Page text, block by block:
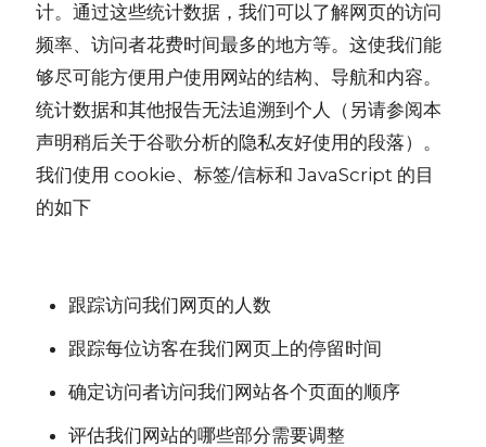
计。通过这些统计数据，我们可以了解网页的访问
频率、访问者花费时间最多的地方等。这使我们能
够尽可能方便用户使用网站的结构、导航和内容。
统计数据和其他报告无法追溯到个人（另请参阅本
声明稍后关于谷歌分析的隐私友好使用的段落）。
我们使用 cookie、标签/信标和 JavaScript 的目
的如下
跟踪访问我们网页的人数
跟踪每位访客在我们网页上的停留时间
确定访问者访问我们网站各个页面的顺序
评估我们网站的哪些部分需要调整